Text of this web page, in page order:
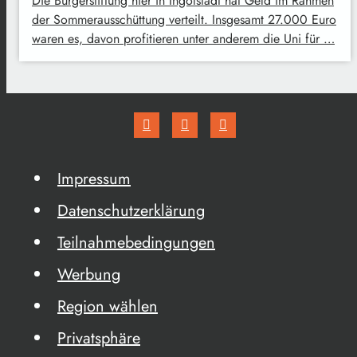
der Sommerausschüttung verteilt. Insgesamt 27.000 Euro
waren es, davon profitieren unter anderem die Uni für …
Impressum
Datenschutzerklärung
Teilnahmebedingungen
Werbung
Region wählen
Privatsphäre